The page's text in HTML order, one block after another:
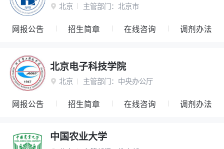
 北京 主管部门： 北京市
网报公告 招生简章 在线咨询 调剂办法
北京电子科技学院
 北京 主管部门： 中央办公厅
网报公告 招生简章 在线咨询 调剂办法
中国农业大学